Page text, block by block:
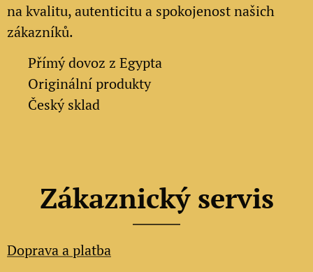
na kvalitu, autenticitu a spokojenost našich
zákazníků.
Přímý dovoz z Egypta
Originální produkty
✔ Český sklad
Zákaznický servis
Doprava a platba